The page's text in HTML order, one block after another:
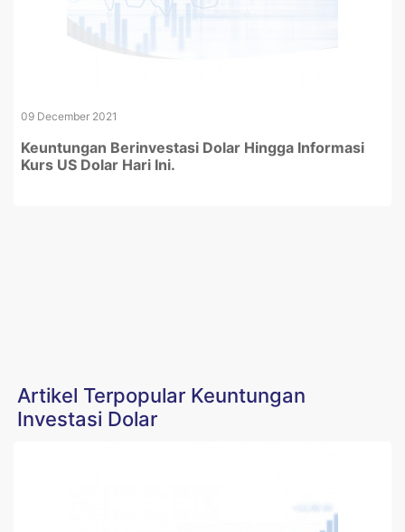
09 December 2021
Keuntungan Berinvestasi Dolar Hingga Informasi
Kurs US Dolar Hari Ini.
Artikel Terpopular Keuntungan
Investasi Dolar